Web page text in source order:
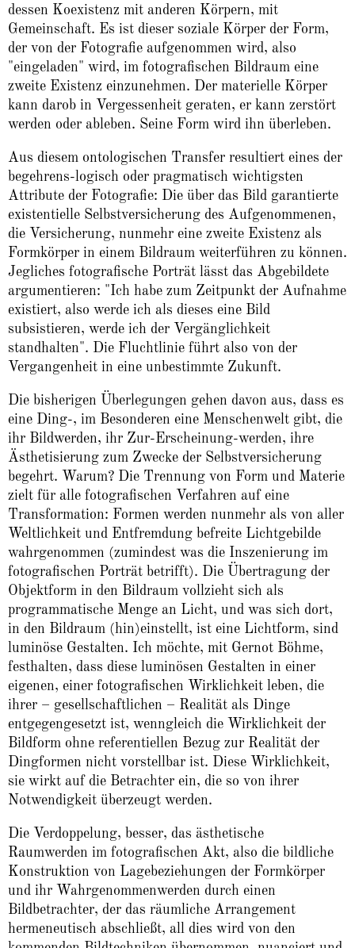
dessen Koexistenz mit anderen Körpern, mit
Gemeinschaft. Es ist dieser soziale Körper der Form,
der von der Fotografie aufgenommen wird, also
"eingeladen" wird, im fotografischen Bildraum eine
zweite Existenz einzunehmen. Der materielle Körper
kann darob in Vergessenheit geraten, er kann zerstört
werden oder ableben. Seine Form wird ihn überleben.
Aus diesem ontologischen Transfer resultiert eines der
begehrens-logisch oder pragmatisch wichtigsten
Attribute der Fotografie: Die über das Bild garantierte
existentielle Selbstversicherung des Aufgenommenen,
die Versicherung, nunmehr eine zweite Existenz als
Formkörper in einem Bildraum weiterführen zu können.
Jegliches fotografische Porträt lässt das Abgebildete
argumentieren: "Ich habe zum Zeitpunkt der Aufnahme
existiert, also werde ich als dieses eine Bild
subsistieren, werde ich der Vergänglichkeit
standhalten". Die Fluchtlinie führt also von der
Vergangenheit in eine unbestimmte Zukunft.
Die bisherigen Überlegungen gehen davon aus, dass es
eine Ding-, im Besonderen eine Menschenwelt gibt, die
ihr Bildwerden, ihr Zur-Erscheinung-werden, ihre
Ästhetisierung zum Zwecke der Selbstversicherung
begehrt. Warum? Die Trennung von Form und Materie
zielt für alle fotografischen Verfahren auf eine
Transformation: Formen werden nunmehr als von aller
Weltlichkeit und Entfremdung befreite Lichtgebilde
wahrgenommen (zumindest was die Inszenierung im
fotografischen Porträt betrifft). Die Übertragung der
Objektform in den Bildraum vollzieht sich als
programmatische Menge an Licht, und was sich dort,
in den Bildraum (hin)einstellt, ist eine Lichtform, sind
luminöse Gestalten. Ich möchte, mit Gernot Böhme,
festhalten, dass diese luminösen Gestalten in einer
eigenen, einer fotografischen Wirklichkeit leben, die
ihrer – gesellschaftlichen – Realität als Dinge
entgegengesetzt ist, wenngleich die Wirklichkeit der
Bildform ohne referentiellen Bezug zur Realität der
Dingformen nicht vorstellbar ist. Diese Wirklichkeit,
sie wirkt auf die Betrachter ein, die so von ihrer
Notwendigkeit überzeugt werden.
Die Verdoppelung, besser, das ästhetische
Raumwerden im fotografischen Akt, also die bildliche
Konstruktion von Lagebeziehungen der Formkörper
und ihr Wahrgenommenwerden durch einen
Bildbetrachter, der das räumliche Arrangement
hermeneutisch abschließt, all dies wird von den